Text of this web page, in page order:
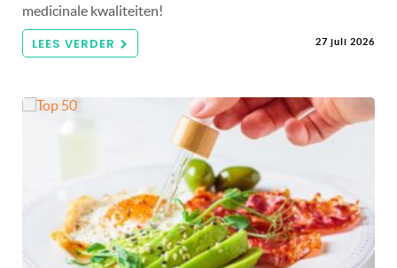
medicinale kwaliteiten!
LEES VERDER 27 juli 2026